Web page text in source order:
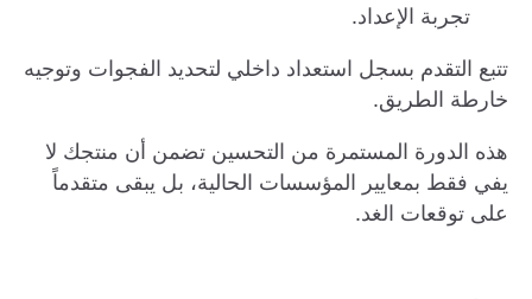
تجربة الإعداد.
تتبع التقدم بسجل استعداد داخلي لتحديد الفجوات وتوجيه
خارطة الطريق.
هذه الدورة المستمرة من التحسين تضمن أن منتجك لا
يفي فقط بمعايير المؤسسات الحالية، بل يبقى متقدماً
على توقعات الغد.